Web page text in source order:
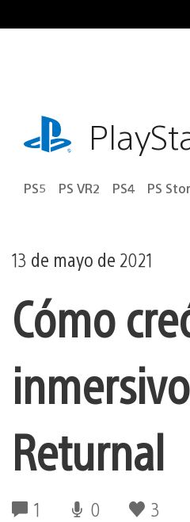
al
playstation.com
PS5 PS VR2 PS4 PS
13 de mayo de 2021
Cómo
Returnal
1 0 3